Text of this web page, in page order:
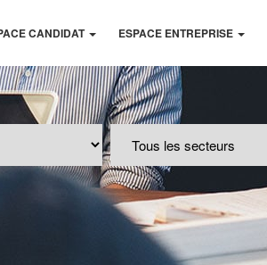
CANDIDAT ESPACE ENTREPRISE